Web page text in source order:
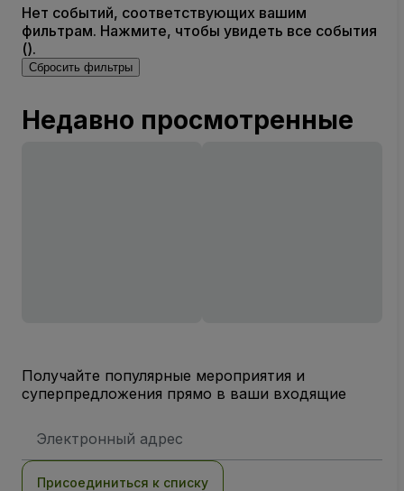
Нет событий, соответствующих вашим
фильтрам. Нажмите, чтобы увидеть все события
().
Сбросить фильтры
Недавно просмотренные
Получайте популярные мероприятия и
суперпредложения прямо в ваши входящие
электронной
Присоединиться к списку